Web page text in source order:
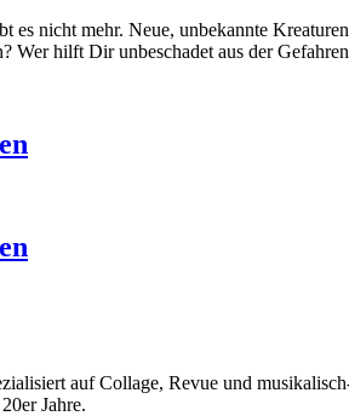
nicht mehr. Neue, unbekannte
hilft Dir unbeschadet aus der
auf Collage, Revue und
Jahre.